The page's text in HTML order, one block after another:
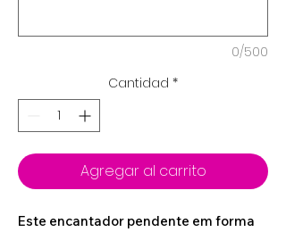
0/500
Cantidad *
Agregar al carrito
Este encantador pendente em forma